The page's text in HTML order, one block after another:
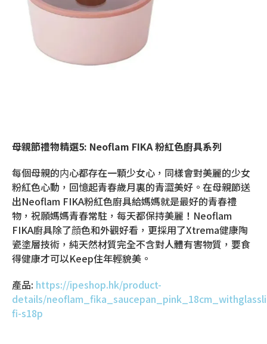
母親節禮物精選5: Neoflam FIKA粉紅色廚具系列
每個母親的内心都存在一顆少女心，同樣會對美麗的少女
粉紅色心動，回憶起青春歲月裏的青澀美好。在母親節送
出Neoflam FIKA粉紅色廚具給媽媽就是最好的青春禮
物，祝願媽媽青春常駐，每天都保持美麗！Neoflam
FIKA廚具除了顔色和外觀好看，更採用了Xtrema健康陶
瓷塗層技術，純天然材質完全不含對人體有害物質，要食
得健康才可以Keep住年輕貌美。
產品: https://ipeshop.hk/product-
details/
fi-s18p